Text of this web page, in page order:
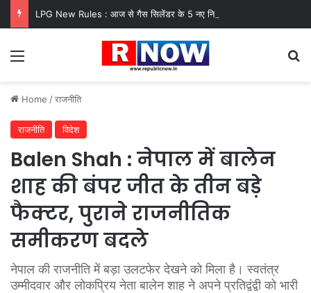
Menu
Home /राजनीति
राजनीति विदेश
Balen Shah : नेपाल में बालेन
शाह की बंपर जीत के तीन बड़े
फैक्टर, पुराने राजनीतिक
समीकरण बदले
नेपाल की राजनीति में बड़ा उलटफेर देखने को मिला है। स्वतंत्र
उम्मीदवार और लोकप्रिय नेता बालेन शाह ने अपने प्रतिद्वंद्वी को भारी